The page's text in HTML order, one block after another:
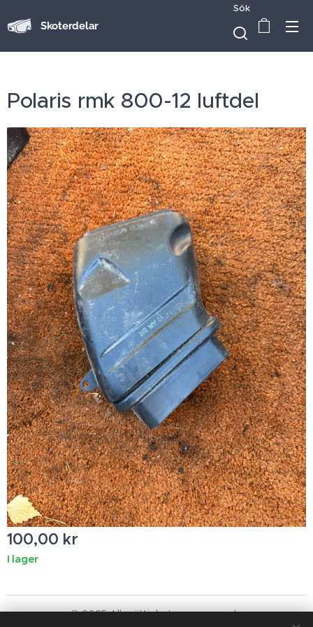
Skoterdelar
Sök
Polaris rmk 800-12 luftdel
100,00 kr
I lager
© 2025 Alla rättigheter reserverade